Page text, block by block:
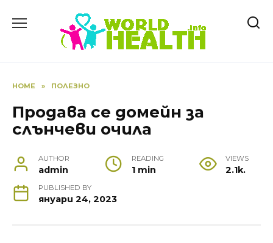
HOME » ПОЛЕЗНО
Продава се домейн за
слънчеви очила
AUTHOR
admin
READING
1 min
VIEWS
2.1k.
PUBLISHED BY
януари 24, 2023